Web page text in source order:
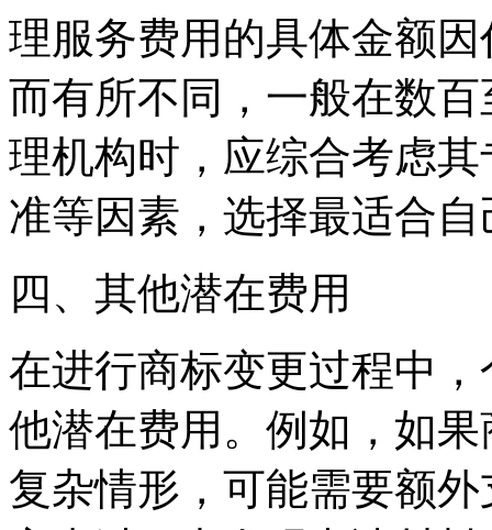
理服务费用的具体金额
而有所不同，一般在数
理机构时，应综合考虑
准等因素，选择最适合
四、其他潜在费用
在进行商标变更过程中
他潜在费用。例如，如
复杂情形，可能需要额